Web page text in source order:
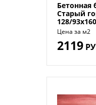
Бетонная
Старый
128/
Цена за м2
2119